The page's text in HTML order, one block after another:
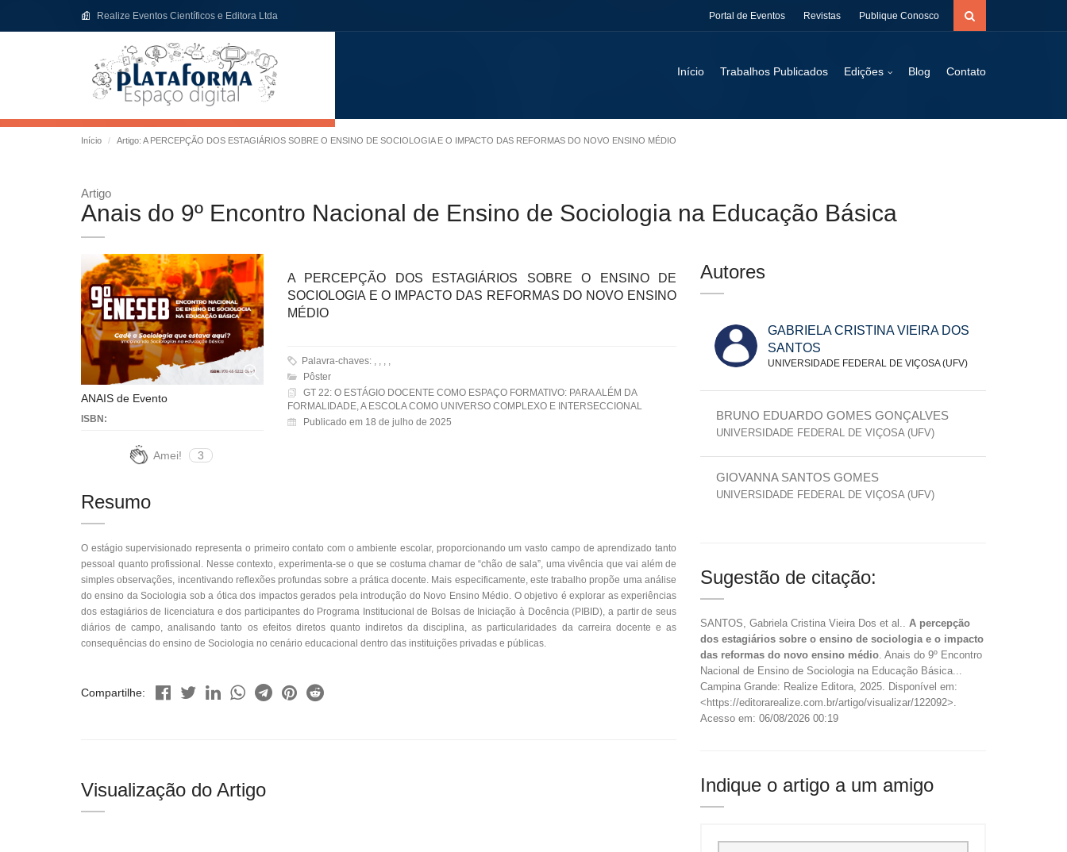
Realize Eventos Científicos e Editora Ltda Portal de Eventos Revistas Publique Conosco
Início Trabalhos Publicados Edições Blog Contato
Início Artigo: A PERCEPÇÃO DOS ESTAGIÁRIOS SOBRE O ENSINO DE SOCIOLOGIA E O IMPACTO DAS REFORMAS DO NOVO ENSINO MÉDIO
Artigo
Anais do 9º Encontro Nacional de Ensino de Sociologia na Educação Básica
ANAIS de Evento
ISBN:
Amei! 3
A PERCEPÇÃO DOS ESTAGIÁRIOS SOBRE O ENSINO DE
SOCIOLOGIA E O IMPACTO DAS REFORMAS DO NOVO ENSINO
MÉDIO
Palavra-chaves: , , , ,
Pôster
GT 22: O ESTÁGIO DOCENTE COMO ESPAÇO FORMATIVO: PARA ALÉM DA
FORMALIDADE, A ESCOLA COMO UNIVERSO COMPLEXO E INTERSECCIONAL
Publicado em 18 de julho de 2025
Resumo
O estágio supervisionado representa o primeiro contato com o ambiente escolar, proporcionando um vasto campo de aprendizado tanto
pessoal quanto profissional. Nesse contexto, experimenta-se o que se costuma chamar de “chão de sala”, uma vivência que vai além de
simples observações, incentivando reflexões profundas sobre a prática docente. Mais especificamente, este trabalho propõe uma análise
do ensino da Sociologia sob a ótica dos impactos gerados pela introdução do Novo Ensino Médio. O objetivo é explorar as experiências
dos estagiários de licenciatura e dos participantes do Programa Institucional de Bolsas de Iniciação à Docência (PIBID), a partir de seus
diários de campo, analisando tanto os efeitos diretos quanto indiretos da disciplina, as particularidades da carreira docente e as
consequências do ensino de Sociologia no cenário educacional dentro das instituições privadas e públicas.
Compartilhe:
Visualização do Artigo
Autores
GABRIELA CRISTINA VIEIRA DOS
SANTOS
UNIVERSIDADE FEDERAL DE VIÇOSA (UFV)
BRUNO EDUARDO GOMES GONÇALVES
UNIVERSIDADE FEDERAL DE VIÇOSA (UFV)
GIOVANNA SANTOS GOMES
UNIVERSIDADE FEDERAL DE VIÇOSA (UFV)
Sugestão de citação:
SANTOS, Gabriela Cristina Vieira Dos et al.. A percepção
dos estagiários sobre o ensino de sociologia e o impacto
das reformas do novo ensino médio. Anais do 9º Encontro
Nacional de Ensino de Sociologia na Educação Básica...
Campina Grande: Realize Editora, 2025. Disponível em:
<https://editorarealize.com.br/artigo/visualizar/122092>.
Acesso em: 06/08/2026 00:19
Indique o artigo a um amigo